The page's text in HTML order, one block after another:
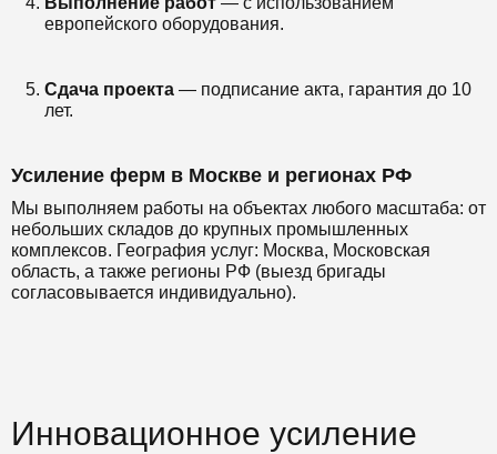
европейского оборудования.
Сдача проекта — подписание акта, гарантия до 10
лет.
Усиление ферм в Москве и регионах РФ
Мы выполняем работы на объектах любого масштаба: от
небольших складов до крупных промышленных
комплексов. География услуг: Москва, Московская
область, а также регионы РФ (выезд бригады
согласовывается индивидуально).
Инновационное усиление